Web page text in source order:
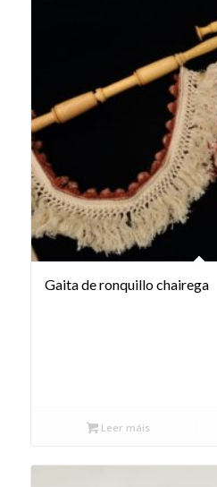
Gaita de ronquillo chairega
Leer máis